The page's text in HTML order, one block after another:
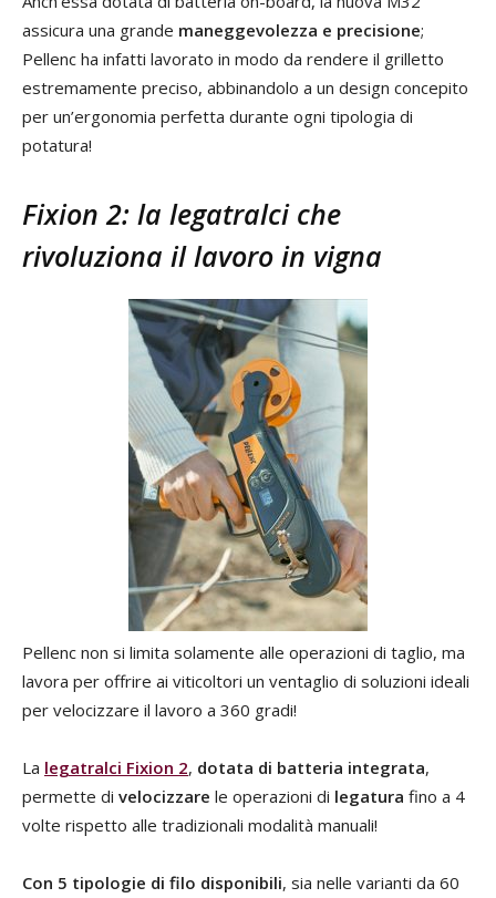
assicura una grande maneggevolezza e precisione;
Pellenc ha infatti lavorato in modo da rendere il grilletto
estremamente preciso, abbinandolo a un design concepito
per un’ergonomia perfetta durante ogni tipologia di
potatura!
Fixion 2: la legatralci che
rivoluziona il lavoro in vigna
Pellenc non si limita solamente alle operazioni di taglio, ma
lavora per offrire ai viticoltori un ventaglio di soluzioni ideali
per velocizzare il lavoro a 360 gradi!
La legatralci Fixion 2, dotata di batteria integrata,
permette di velocizzare le operazioni di legatura fino a 4
volte rispetto alle tradizionali modalità manuali!
Con 5 tipologie di filo disponibili, sia nelle varianti da 60